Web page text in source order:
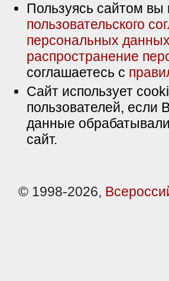
Пользуясь сайтом вы
пользовательского
персональных данных
распространение
соглашаетесь с
Сайт использует
пользователей, если
данные
сайт.
© 1998-2026,